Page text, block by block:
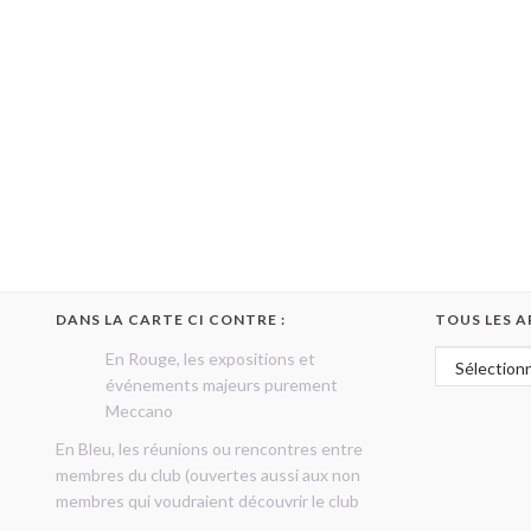
DANS LA CARTE CI CONTRE :
En Rouge, les expositions et
événements majeurs purement
Meccano
En Bleu, les réunions ou rencontres entre
membres du club (ouvertes aussi aux non
membres qui voudraient découvrir le club
TOUS LES
Tous les